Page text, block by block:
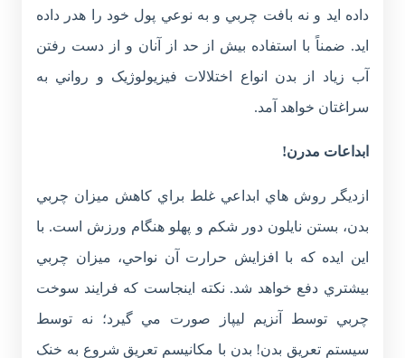
داده ايد و نه بافت چربي و به نوعي پول خود را هدر داده
ايد. ضمناً با استفاده بيش از حد از آنان و از دست رفتن
آب زياد از بدن انواع اختلالات فيزيولوژيک و رواني به
سراغتان خواهد آمد.
ابداعات مدرن!
ازديگر روش هاي ابداعي غلط براي کاهش ميزان چربي
بدن، بستن نايلون دور شکم و پهلو هنگام ورزش است. با
اين ايده که با افزايش حرارت آن نواحي، ميزان چربي
بيشتري دفع خواهد شد. نکته اينجاست که فرايند سوخت
چربي توسط آنزيم ليپاز صورت مي گيرد؛ نه توسط
سيستم تعريق بدن! بدن با مکانيسم تعريق شروع به خنک